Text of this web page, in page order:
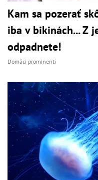
Kam sa pozerať
iba v bikinách... Z
odpadnete!
Domáci prominenti